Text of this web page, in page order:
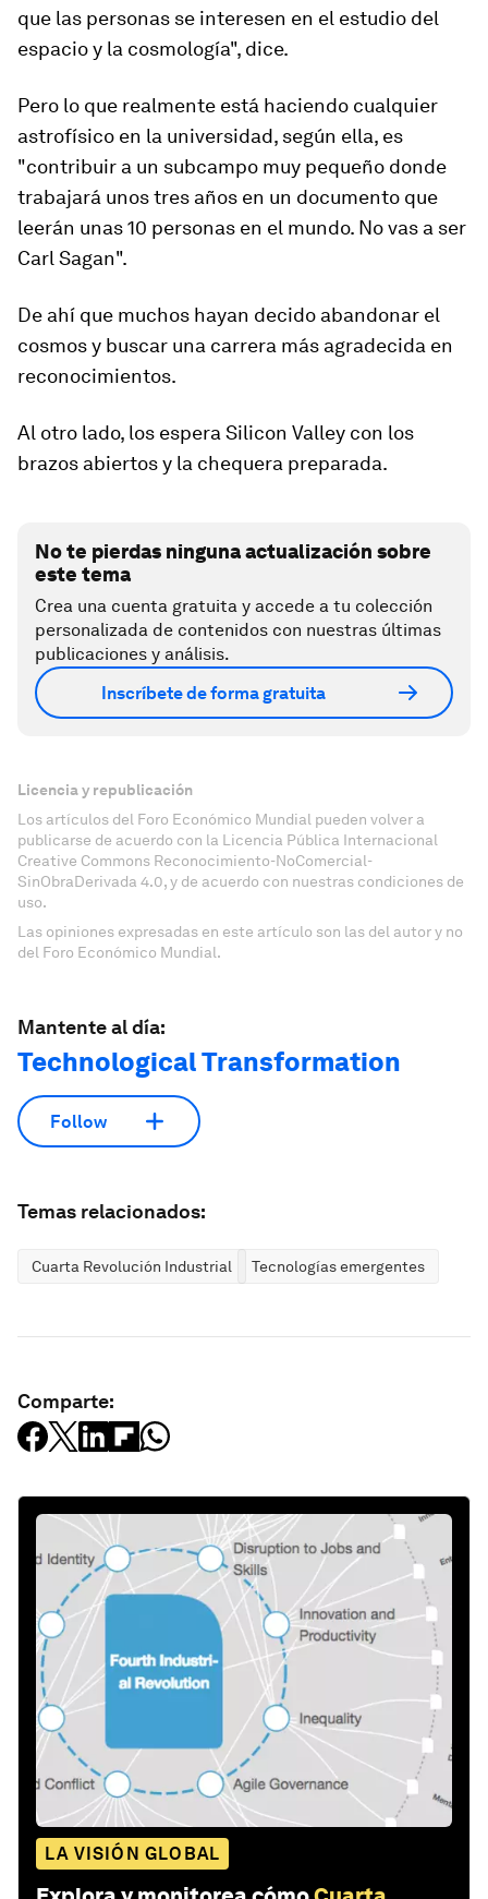
que las personas se interesen en el estudio del
espacio y la cosmología", dice.
Pero lo que realmente está haciendo cualquier
astrofísico en la universidad, según ella, es
"contribuir a un subcampo muy pequeño donde
trabajará unos tres años en un documento que
leerán unas 10 personas en el mundo. No vas a ser
Carl Sagan".
De ahí que muchos hayan decido abandonar el
cosmos y buscar una carrera más agradecida en
reconocimientos.
Al otro lado, los espera Silicon Valley con los
brazos abiertos y la chequera preparada.
No te pierdas ninguna actualización sobre
este tema
Crea una cuenta gratuita y accede a tu colección
personalizada de contenidos con nuestras últimas
publicaciones y análisis.
Inscríbete de forma gratuita
Licencia y republicación
Los artículos del Foro Económico Mundial pueden volver a
publicarse de acuerdo con la Licencia Pública Internacional
Creative Commons Reconocimiento-NoComercial-
SinObraDerivada 4.0, y de acuerdo con nuestras condiciones de
uso.
Las opiniones expresadas en este artículo son las del autor y no
del Foro Económico Mundial.
Mantente al día:
Technological Transformation
Follow
Temas relacionados:
Cuarta Revolución Industrial Tecnologías emergentes
Comparte:
LA VISIÓN GLOBAL